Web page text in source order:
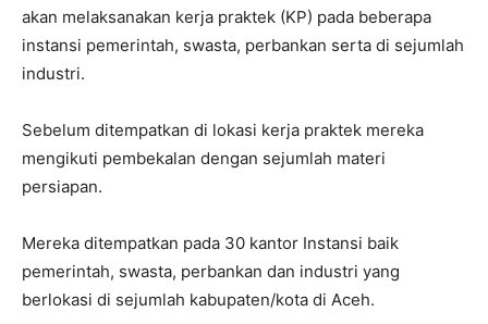
akan melaksanakan kerja praktek (KP) pada beberapa
instansi pemerintah, swasta, perbankan serta di sejumlah
industri.
Sebelum ditempatkan di lokasi kerja praktek mereka
mengikuti pembekalan dengan sejumlah materi
persiapan.
Mereka ditempatkan pada 30 kantor Instansi baik
pemerintah, swasta, perbankan dan industri yang
berlokasi di sejumlah kabupaten/kota di Aceh.